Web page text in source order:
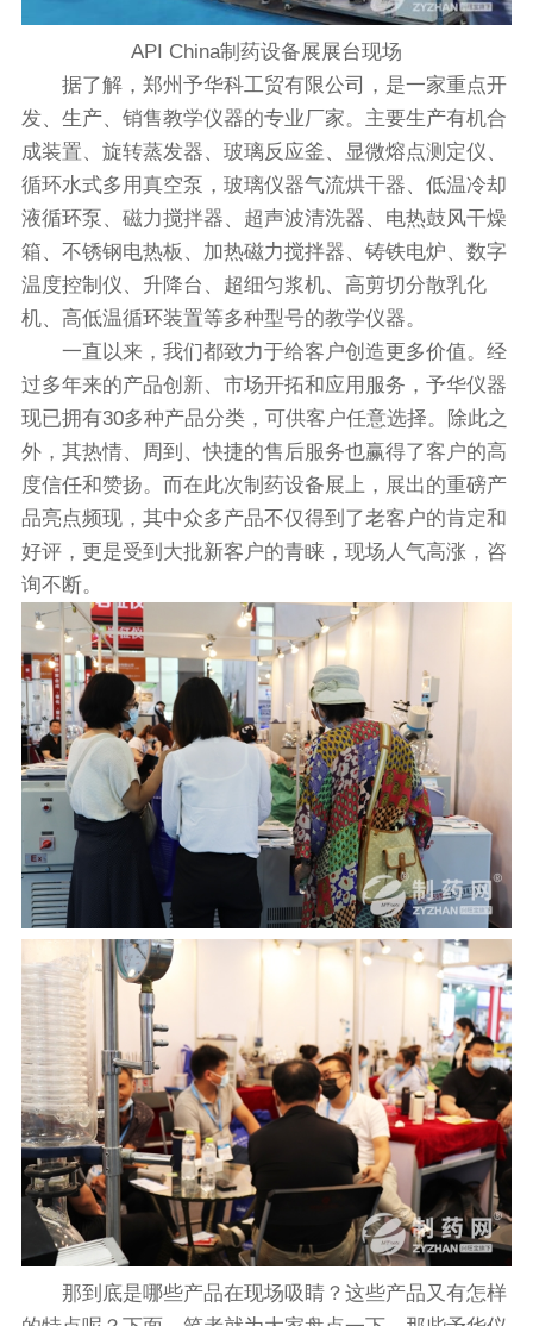
API China制药设备展展台现场
据了解，郑州予华科工贸有限公司，是一家重点开
发、生产、销售教学仪器的专业厂家。主要生产有机合
成装置、旋转蒸发器、玻璃反应釜、显微熔点测定仪、
循环水式多用真空泵，玻璃仪器气流烘干器、低温冷却
液循环泵、磁力搅拌器、超声波清洗器、电热鼓风干燥
箱、不锈钢电热板、加热磁力搅拌器、铸铁电炉、数字
温度控制仪、升降台、超细匀浆机、高剪切分散乳化
机、高低温循环装置等多种型号的教学仪器。
一直以来，我们都致力于给客户创造更多价值。经
过多年来的产品创新、市场开拓和应用服务，予华仪器
现已拥有30多种产品分类，可供客户任意选择。除此之
外，其热情、周到、快捷的售后服务也赢得了客户的高
度信任和赞扬。而在此次制药设备展上，展出的重磅产
品亮点频现，其中众多产品不仅得到了老客户的肯定和
好评，更是受到大批新客户的青睐，现场人气高涨，咨
询不断。
那到底是哪些产品在现场吸睛？这些产品又有怎样